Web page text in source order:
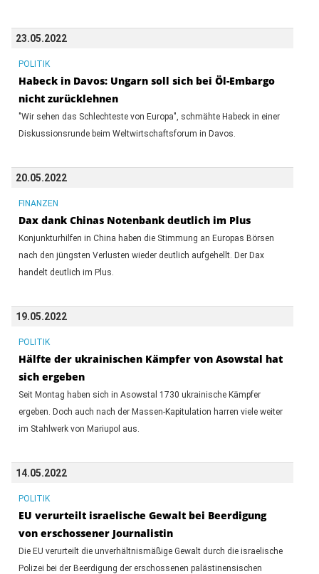
23.05.2022
POLITIK
Habeck in Davos: Ungarn soll sich bei Öl-Embargo
nicht zurücklehnen
"Wir sehen das Schlechteste von Europa", schmähte Habeck in einer
Diskussionsrunde beim Weltwirtschaftsforum in Davos.
20.05.2022
FINANZEN
Dax dank Chinas Notenbank deutlich im Plus
Konjunkturhilfen in China haben die Stimmung an Europas Börsen
nach den jüngsten Verlusten wieder deutlich aufgehellt. Der Dax
handelt deutlich im Plus.
19.05.2022
POLITIK
Hälfte der ukrainischen Kämpfer von Asowstal hat
sich ergeben
Seit Montag haben sich in Asowstal 1730 ukrainische Kämpfer
ergeben. Doch auch nach der Massen-Kapitulation harren viele weiter
im Stahlwerk von Mariupol aus.
14.05.2022
POLITIK
EU verurteilt israelische Gewalt bei Beerdigung
von erschossener Journalistin
Die EU verurteilt die unverhältnismäßige Gewalt durch die israelische
Polizei bei der Beerdigung der erschossenen palästinensischen